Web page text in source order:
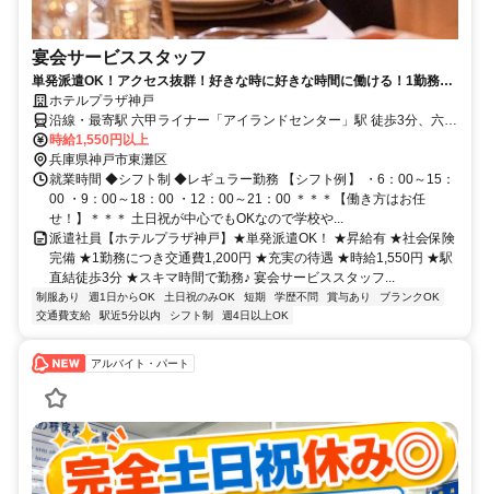
宴会サービススタッフ
単発派遣OK！アクセス抜群！好きな時に好きな時間に働ける！1勤務に
つき交通費1,200円支給！
ホテルプラザ神戸
沿線・最寄駅 六甲ライナー「アイランドセンター」駅 徒歩3分、六甲
ライナー「アイランド北口」駅 徒歩10分、六甲ライナー「マリンパ
ーク」駅
時給1,550円以上
兵庫県神戸市東灘区
就業時間 ◆シフト制 ◆レギュラー勤務 【シフト例】 ・6：00～15：
00 ・9：00～18：00 ・12：00～21：00 ＊＊＊【働き方はお任
せ！】＊＊＊ 土日祝が中心でもOKなので学校や...
派遣社員【ホテルプラザ神戸】★単発派遣OK！ ★昇給有 ★社会保険
完備 ★1勤務につき交通費1,200円 ★充実の待遇 ★時給1,550円 ★駅
直結徒歩3分 ★スキマ時間で勤務♪ 宴会サービススタッフ...
制服あり 週1日からOK 土日祝のみOK 短期 学歴不問 賞与あり
ブランクOK
交通費支給
駅近5分以内 シフト制 週4日以上OK
アルバイト・パート